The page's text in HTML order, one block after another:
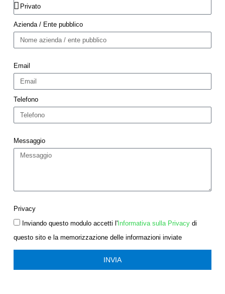
Azienda / Ente pubblico
Email
Telefono
Messaggio
Privacy
Inviando questo modulo accetti l'Informativa sulla Privacydi
questo sito e la memorizzazione delle informazioni inviate
INVIA